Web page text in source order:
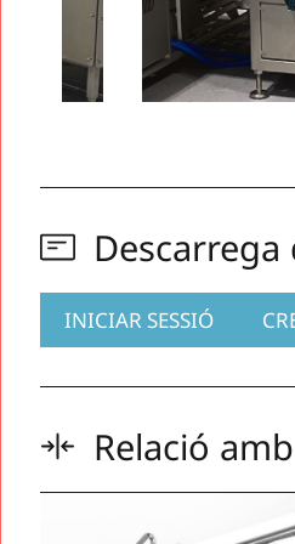
INICIAR SESSIÓ
Relació